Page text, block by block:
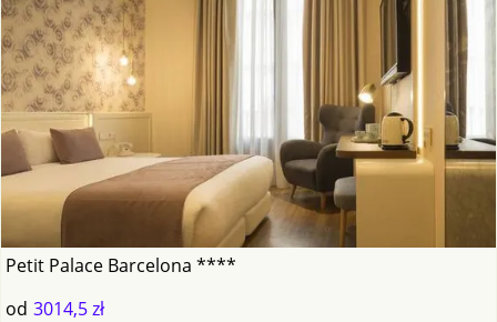
Petit Palace Barcelona ****
od 3014,5 zł